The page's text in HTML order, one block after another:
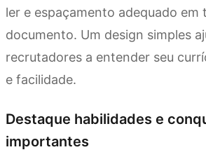
ler e espaçamento adequado em
documento. Um design simples
recrutadores a entender seu
e facilidade.
Destaque habilidades e
importantes